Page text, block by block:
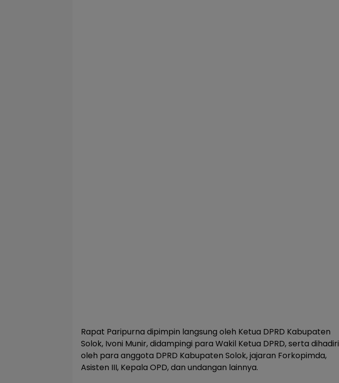
Rapat Paripurna dipimpin langsung oleh Ketua DPRD Kabupaten
Solok, Ivoni Munir, didampingi para Wakil Ketua DPRD, serta dihadiri
oleh para anggota DPRD Kabupaten Solok, jajaran Forkopimda,
Asisten III, Kepala OPD, dan undangan lainnya.